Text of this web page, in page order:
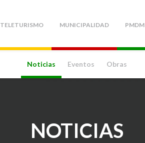
TELETURISMO MUNICIPALIDAD PMDM
Noticias Eventos Obras
NOTICIAS